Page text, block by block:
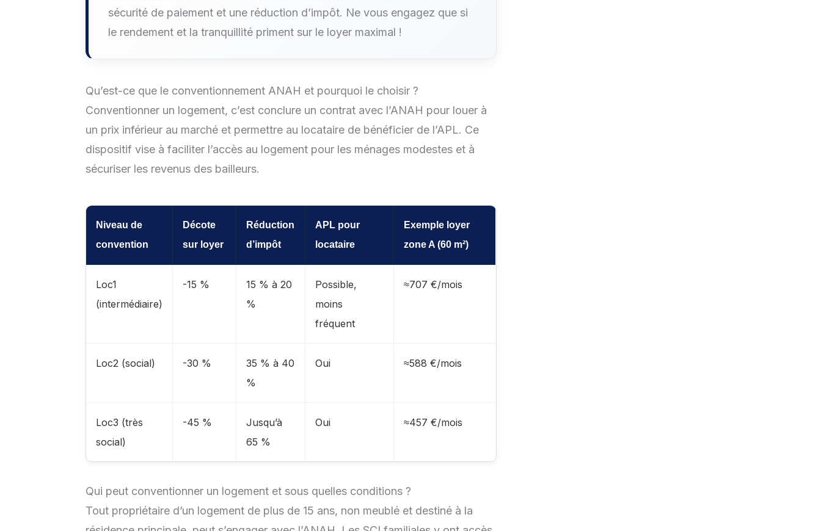
sécurité de paiement et une réduction d’impôt. Ne vous engagez que si
le rendement et la tranquillité priment sur le loyer maximal !
Qu’est-ce que le conventionnement ANAH et pourquoi le choisir ?
Conventionner un logement, c’est conclure un contrat avec l’ANAH pour louer à
un prix inférieur au marché et permettre au locataire de bénéficier de l’APL. Ce
dispositif vise à faciliter l’accès au logement pour les ménages modestes et à
sécuriser les revenus des bailleurs.
Niveau de
convention
Décote
sur loyer
Réduction
d’impôt
APL pour
locataire
Exemple loyer
zone A (60 m²)
Loc1
(intermédiaire)
-15 %
15 % à 20
%
Possible,
moins
fréquent
≈707 €/mois
Loc2 (social) -30 %
35 % à 40
%
Oui ≈588 €/mois
Loc3 (très
social)
-45 %
Jusqu’à
65 %
Oui ≈457 €/mois
Qui peut conventionner un logement et sous quelles conditions ?
Tout propriétaire d’un logement de plus de 15 ans, non meublé et destiné à la